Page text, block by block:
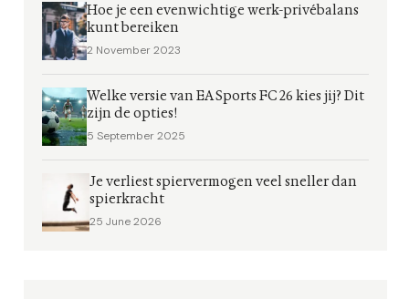
Hoe je een evenwichtige werk-privébalans
kunt bereiken
2 November 2023
Welke versie van EA Sports FC 26 kies jij? Dit
zijn de opties!
5 September 2025
Je verliest spiervermogen veel sneller dan
spierkracht
25 June 2026